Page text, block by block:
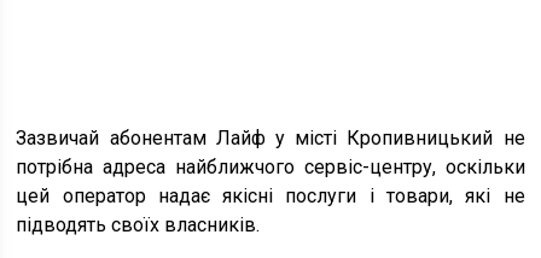
Зазвичай абонентам Лайф у місті Кропивницький не
потрібна адреса найближчого сервіс-центру, оскільки
цей оператор надає якісні послуги і товари, які не
підводять своїх власників.